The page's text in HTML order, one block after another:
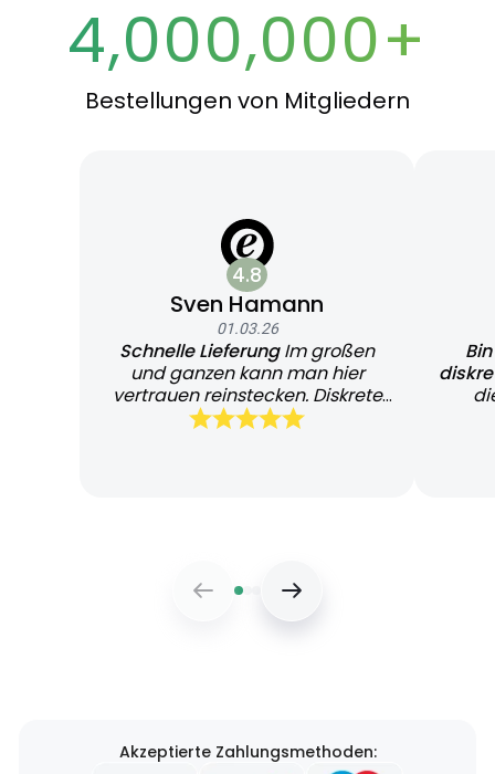
4,000,000+
Bestellungen von Mitgliedern
4.8
Sven Hamann
01.03.26
Schnelle LieferungIm großen
und ganzen kann man hier
vertrauen reinstecken. Diskrete
und schnelle Lieferung
Akzeptierte Zahlungsmethoden: